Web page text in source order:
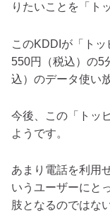
りたいことを「ト
このKDDIが「ト
550円（税込）の5
込）のデータ使い
今後、この「トッ
ようです。
あまり電話を利用
いうユーザーにと
肢となるのではな